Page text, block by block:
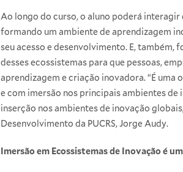
Ao longo do curso, o aluno poderá
formando um ambiente de aprendizagem
seu acesso e desenvolvimento. E,
desses ecossistemas para que pessoas,
aprendizagem e criação inovadora. “É
e com imersão nos principais ambientes
inserção nos ambientes de inovação
Desenvolvimento da PUCRS, Jorge Audy.
Imersão em Ecossistemas de Inovação é